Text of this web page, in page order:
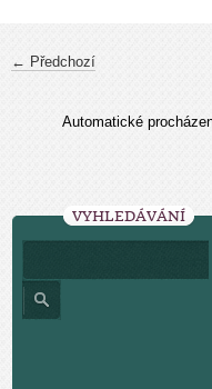
← Předchozí
Automatické
VYHLEDÁVÁNÍ